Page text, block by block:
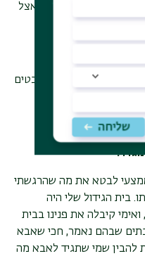
העצמי והערך העצמי אצל
הנוער הישראלי.
הארץ שתחשוף את הלבטים
לבטא את מה שהרגשתי
בית הגידול שלי היה
קיבלה את פנינו בבית
שבהם נאמר, חכי שאבא
להבין שמי שתגיד לאבא מה